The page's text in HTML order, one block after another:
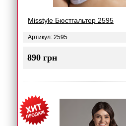
Misstyle Бюстгальтер 2595
Артикул: 2595
890 грн